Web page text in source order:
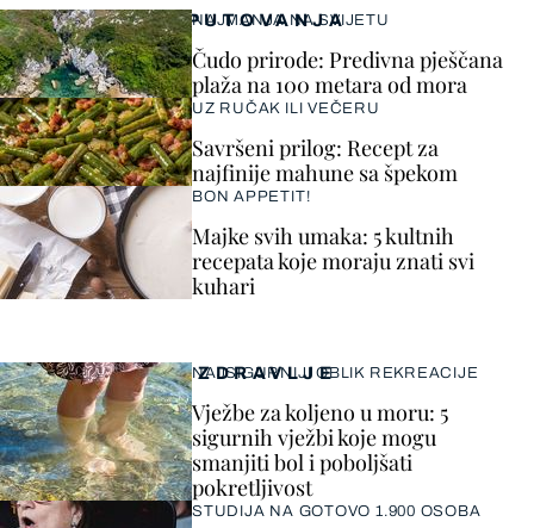
ZDRAVLJE
NAJSIGURNIJI OBLIK REKREACIJE
Vježbe za koljeno u moru: 5
sigurnih vježbi koje mogu
smanjiti bol i poboljšati
pokretljivost
STUDIJA NA GOTOVO 1.900 OSOBA
PUTOVANJA
NAJMANJA NA SVIJETU
Čudo prirode: Predivna pješčana
plaža na 100 metara od mora
UZ RUČAK ILI VEČERU
Savršeni prilog: Recept za
najfinije mahune sa špekom
BON APPETIT!
Majke svih umaka: 5 kultnih
recepata koje moraju znati svi
kuhari